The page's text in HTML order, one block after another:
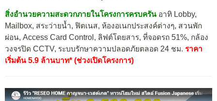
สิ่งอำนวยความสะดวกภายในโครงการครบครัน อาทิ Lobby,
Mailbox, สระว่ายน้ำ, ฟิตเนส, ห้องอเนกประสงค์ต่างๆ, สวนพัก
ผ่อน, Access Card Control, ลิฟต์โดยสาร, ที่จอดรถ 51%, กล้อง
วงจรปิด CCTV, ระบบรักษาความปลอดภัยตลอด 24 ชม. ราคา
เริ่มต้น 5.9 ล้านบาท* (ช่วงเปิดโครงการ)